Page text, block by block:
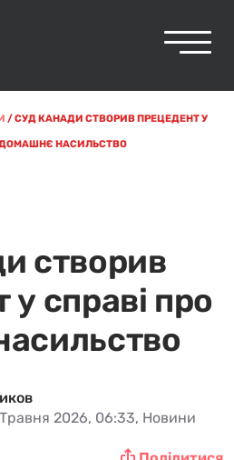
/СУД КАНАДИ СТВОРИВ ПРЕЦЕДЕНТ У
ДОМАШНЄ НАСИЛЬСТВО
створив
у справі про
2026, 06:33, Новини